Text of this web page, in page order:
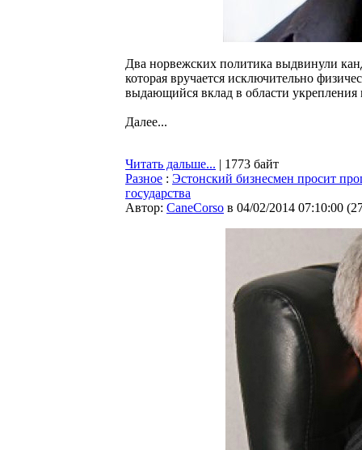
Два норвежских политика выдвинули
которая вручается исключительно
выдающийся вклад в области укрепления
Далее...
Читать дальше... | 1773 байт
Разное : Эстонский бизнесмен просит
государства
Автор: CaneCorso в 04/02/2014 07:10:00 (